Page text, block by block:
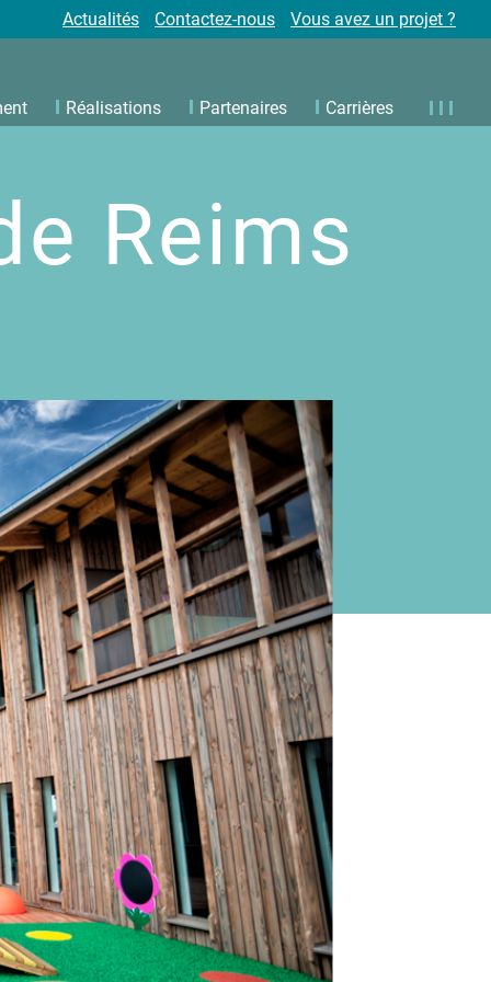
Actualités Contactez-nous Vous avez un projet ?
Réalisations Partenaires Carrières
Reims